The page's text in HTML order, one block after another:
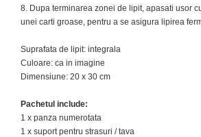
8. Dupa terminarea zonei de lipit, apasati usor
unei carti groase, pentru a se asigura lipirea
Suprafata de lipit: integrala
Culoare: ca in imagine
Dimensiune: 20 x 30 cm
Pachetul include:
1 x panza numerotata
1 x suport pentru strasuri / tava